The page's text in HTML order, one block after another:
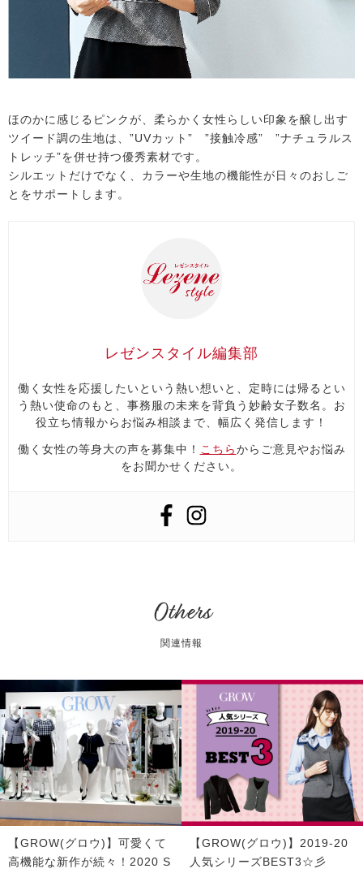
ほのかに感じるピンクが、柔らかく女性らしい印象を醸し出す
ツイード調の生地は、”UVカット” ”接触冷感” ”ナチュラルス
トレッチ”を併せ持つ優秀素材です。
シルエットだけでなく、カラーや生地の機能性が日々のおしご
とをサポートします。
レゼンスタイル編集部
働く女性を応援したいという熱い想いと、定時には帰るとい
う熱い使命のもと、事務服の未来を背負う妙齢女子数名。お
役立ち情報からお悩み相談まで、幅広く発信します！
働く女性の等身大の声を募集中！ こちらからご意見やお悩み
をお聞かせください。
Others
関連情報
【GROW(グロウ)】可愛くて
高機能な新作が続々！2020 S
【GROW(グロウ)】2019-20
人気シリーズBEST3☆彡